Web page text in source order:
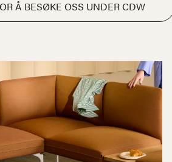
Å BESØKE OSS UNDER CDW